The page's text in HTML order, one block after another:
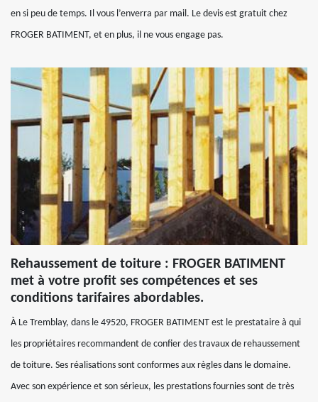
en si peu de temps. Il vous l’enverra par mail. Le devis est gratuit chez
FROGER BATIMENT, et en plus, il ne vous engage pas.
Rehaussement de toiture : FROGER BATIMENT
met à votre profit ses compétences et ses
conditions tarifaires abordables.
À Le Tremblay, dans le 49520, FROGER BATIMENT est le prestataire à qui
les propriétaires recommandent de confier des travaux de rehaussement
de toiture. Ses réalisations sont conformes aux règles dans le domaine.
Avec son expérience et son sérieux, les prestations fournies sont de très